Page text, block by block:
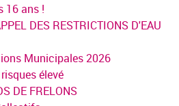
16 ans !
DES RESTRICTIONS D'EAU
Municipales 2026
élevé
DE FRELONS